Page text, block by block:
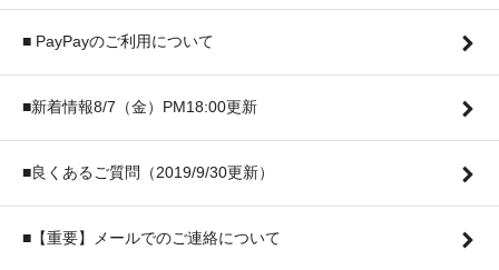
■ PayPayのご利用について
■新着情報8/7（金）PM18:00更新
■良くあるご質問（2019/9/30更新）
■【重要】メールでのご連絡について